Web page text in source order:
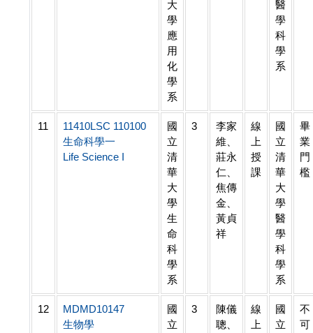
大
學
應
用
化
學
系
醫
學
科
學
系
11
11410LSC 110100
生命科學一
Life Science I
國
立
清
華
大
學
生
命
科
學
系
3
李家
維、
莊永
仁、
焦傳
金、
黃貞
祥
線
上
授
課
國
立
清
華
大
學
醫
學
科
學
系
畢
業
門
檻
12
MDMD10147
生物學
國
立
3
陳儀
聰、
線
上
國
立
不
可